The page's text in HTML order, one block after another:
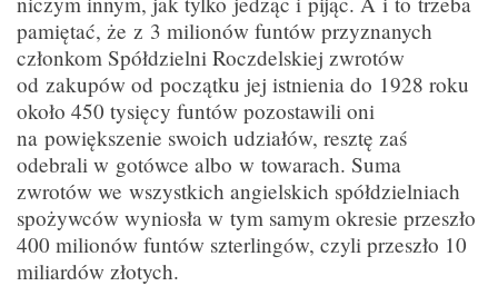
pamiętać, że z 3 milionów funtów przyznanych
członkom Spółdzielni Roczdelskiej zwrotów
od zakupów od początku jej istnienia do 1928 roku
około 450 tysięcy funtów pozostawili oni
na powiększenie swoich udziałów, resztę zaś
odebrali w gotówce albo w towarach. Suma
zwrotów we wszystkich angielskich spółdzielniach
spożywców wyniosła w tym samym okresie przeszło
400 milionów funtów szterlingów, czyli przeszło 10
miliardów złotych.